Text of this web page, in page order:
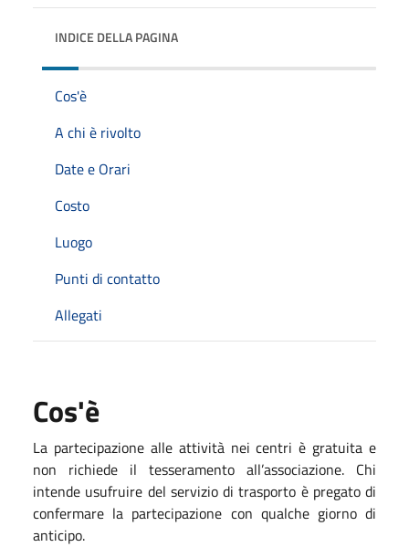
INDICE DELLA PAGINA
Cos'è
A chi è rivolto
Date e Orari
Costo
Luogo
Punti di contatto
Allegati
Cos'è
La partecipazione alle attività nei centri è gratuita e
non richiede il tesseramento all’associazione. Chi
intende usufruire del servizio di trasporto è pregato di
confermare la partecipazione con qualche giorno di
anticipo.